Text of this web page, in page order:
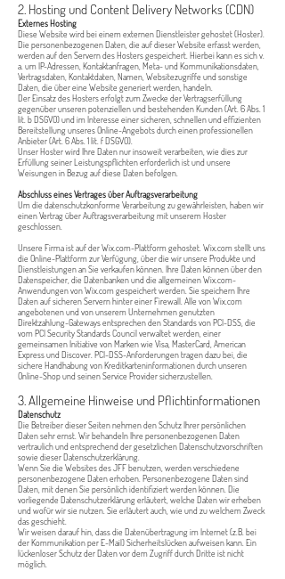
2. Hosting und Content Delivery Networks (CDN)
Externes Hosting
Diese Website wird bei einem externen Dienstleister gehostet (Hoster).
Die personenbezogenen Daten, die auf dieser Website erfasst werden,
werden auf den Servern des Hosters gespeichert. Hierbei kann es sich v.
a. um IP-Adressen, Kontaktanfragen, Meta- und Kommunikationsdaten,
Vertragsdaten, Kontaktdaten, Namen, Websitezugriffe und sonstige
Daten, die über eine Website generiert werden, handeln.
Der Einsatz des Hosters erfolgt zum Zwecke der Vertragserfüllung
gegenüber unseren potenziellen und bestehenden Kunden (Art. 6 Abs. 1
lit. b DSGVO) und im Interesse einer sicheren, schnellen und effizienten
Bereitstellung unseres Online-Angebots durch einen professionellen
Anbieter (Art. 6 Abs. 1 lit. f DSGVO).
Unser Hoster wird Ihre Daten nur insoweit verarbeiten, wie dies zur
Erfüllung seiner Leistungspflichten erforderlich ist und unsere
Weisungen in Bezug auf diese Daten befolgen.
Abschluss eines Vertrages über Auftragsverarbeitung
Um die datenschutzkonforme Verarbeitung zu gewährleisten, haben wir
einen Vertrag über Auftragsverarbeitung mit unserem Hoster
geschlossen.
Unsere Firma ist auf der Wix.com-Plattform gehostet. Wix.com stellt uns
die Online-Plattform zur Verfügung, über die wir unsere Produkte und
Dienstleistungen an Sie verkaufen können. Ihre Daten können über den
Datenspeicher, die Datenbanken und die allgemeinen Wix.com-
Anwendungen von Wix.com gespeichert werden. Sie speichern Ihre
Daten auf sicheren Servern hinter einer Firewall. Alle von Wix.com
angebotenen und von unserem Unternehmen genutzten
Direktzahlung-Gateways entsprechen den Standards von PCI-DSS, die
vom PCI Security Standards Council verwaltet werden, einer
gemeinsamen Initiative von Marken wie Visa, MasterCard, American
Express und Discover. PCI-DSS-Anforderungen tragen dazu bei, die
sichere Handhabung von Kreditkarteninformationen durch unseren
Online-Shop und seinen Service Provider sicherzustellen.
3. Allgemeine Hinweise und Pflicht­informationen
Datenschutz
Die Betreiber dieser Seiten nehmen den Schutz Ihrer persönlichen
Daten sehr ernst. Wir behandeln Ihre personenbezogenen Daten
vertraulich und entsprechend der gesetzlichen Datenschutzvorschriften
sowie dieser Datenschutzerklärung.
Wenn Sie die Websites des JFF benutzen, werden verschiedene
personenbezogene Daten erhoben. Personenbezogene Daten sind
Daten, mit denen Sie persönlich identifiziert werden können. Die
vorliegende Datenschutzerklärung erläutert, welche Daten wir erheben
und wofür wir sie nutzen. Sie erläutert auch, wie und zu welchem Zweck
das geschieht.
Wir weisen darauf hin, dass die Datenübertragung im Internet (z.B. bei
der Kommunikation per E-Mail) Sicherheitslücken aufweisen kann. Ein
lückenloser Schutz der Daten vor dem Zugriff durch Dritte ist nicht
möglich.